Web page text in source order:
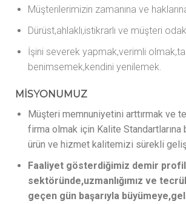
Müşterilerimizin zamanına ve
Dürüst,ahlaklı,istikrarlı ve müşteri
İşini severek yapmak,verimli
benimsemek,kendini yenilemek.
MİSYONUMUZ
Müşteri memnuniyetini arttırmak ve
firma olmak için Kalite Standartlarına
ürün ve hizmet kalitemizi sürekli
Faaliyet gösterdiğimiz demir profil
sektöründe,uzmanlığımız ve
geçen gün başarıyla